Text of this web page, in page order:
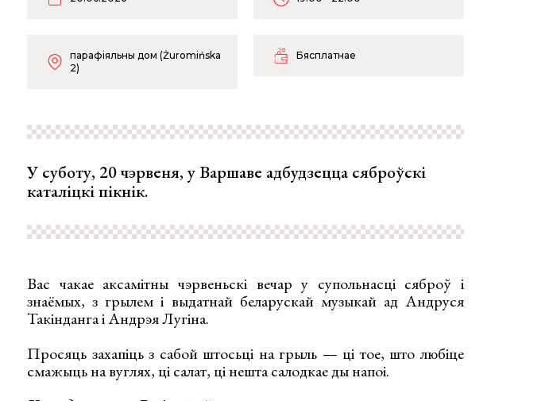
парафіяльны дом (Żuromińska
2)
Бясплатнае
У суботу, 20 чэрвеня, у Варшаве адбудзецца сяброўскі
каталіцкі пікнік.
Вас чакае аксамітны чэрвеньскі вечар у супольнасці сяброў і
знаёмых, з грылем і выдатнай беларускай музыкай ад Андруся
Такінданга і Андрэя Лугіна.
Просяць захапіць з сабой штосьці на грыль — ці тое, што любіце
смажыць на вуглях, ці салат, ці нешта салодкае ды напоі.